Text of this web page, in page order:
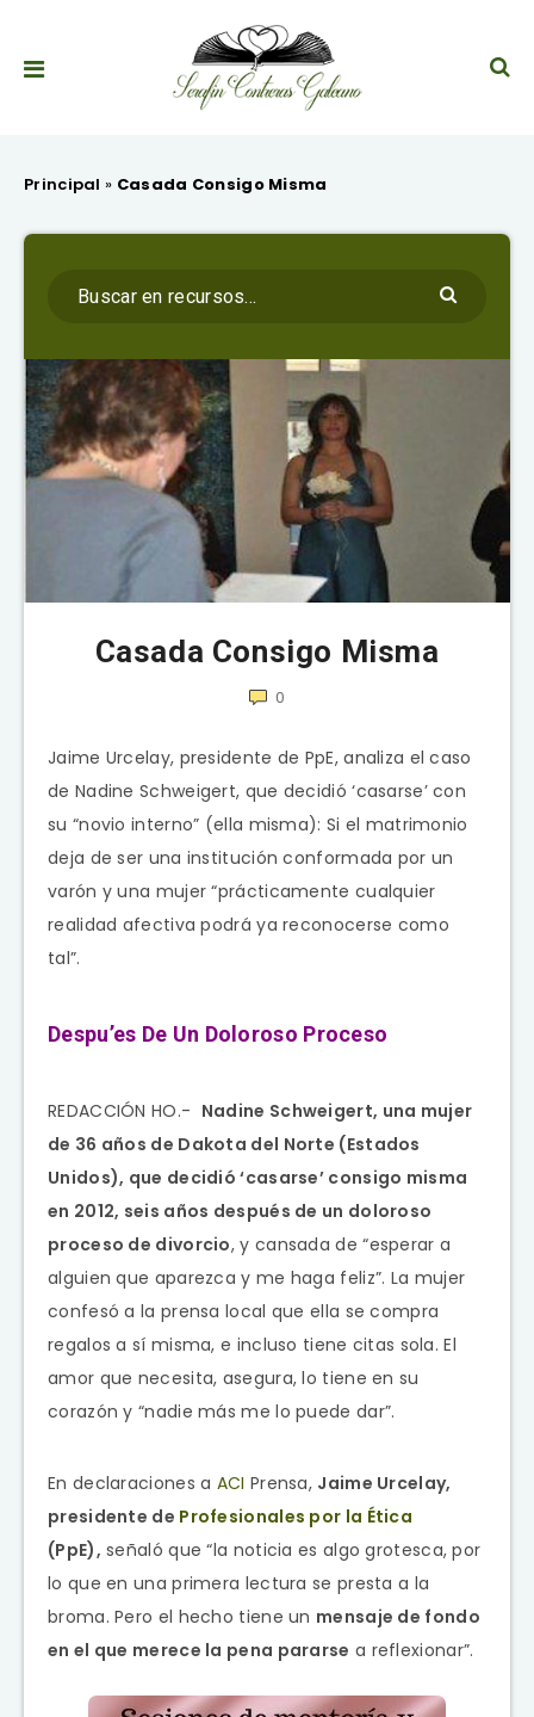
Principal » Casada Consigo Misma
Casada Consigo Misma
0
Jaime Urcelay, presidente de PpE, analiza el caso
de Nadine Schweigert, que decidió ‘casarse’ con
su “novio interno” (ella misma): Si el matrimonio
deja de ser una institución conformada por un
varón y una mujer “prácticamente cualquier
realidad afectiva podrá ya reconocerse como
tal”.
Despu’es De Un Doloroso Proceso
REDACCIÓN HO.- Nadine Schweigert, una mujer
de 36 años de Dakota del Norte (Estados
Unidos), que decidió ‘casarse’ consigo misma
en 2012, seis años después de un doloroso
proceso de divorcio, y cansada de “esperar a
alguien que aparezca y me haga feliz”. La mujer
confesó a la prensa local que ella se compra
regalos a sí misma, e incluso tiene citas sola. El
amor que necesita, asegura, lo tiene en su
corazón y “nadie más me lo puede dar”.
En declaraciones a ACI Prensa, Jaime Urcelay,
presidente de Profesionales por la Ética
(PpE), señaló que “la noticia es algo grotesca, por
lo que en una primera lectura se presta a la
broma. Pero el hecho tiene un mensaje de fondo
en el que merece la pena pararse a reflexionar”.